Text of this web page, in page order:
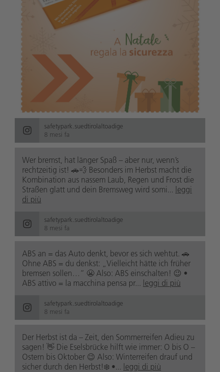
safetypark.suedtirolaltoadige
8 mesi fa
Wer bremst, hat länger Spaß – aber nur, wenn’s
rechtzeitig ist! 🚗💨 Besonders im Herbst macht die
Kombination aus nassem Laub, Regen und Frost die
Straßen glatt und dein Bremsweg wird somi... leggi
di più
safetypark.suedtirolaltoadige
8 mesi fa
ABS an = das Auto denkt, bevor es sich wehtut. 🚗
Ohne ABS = du denkst: „Vielleicht hätte ich früher
bremsen sollen…“ 😬 Also: ABS einschalten! 😉 •
ABS attivo = la macchina pensa pr... leggi di più
safetypark.suedtirolaltoadige
8 mesi fa
Der Herbst ist da – Zeit, den Sommerreifen Adieu zu
sagen! 👋 Die Eselsbrücke hilft wie immer: O bis O –
Ostern bis Oktober 😉 Also: Winterreifen drauf und
sicher durch den Herbst!❄️ •... leggi di più